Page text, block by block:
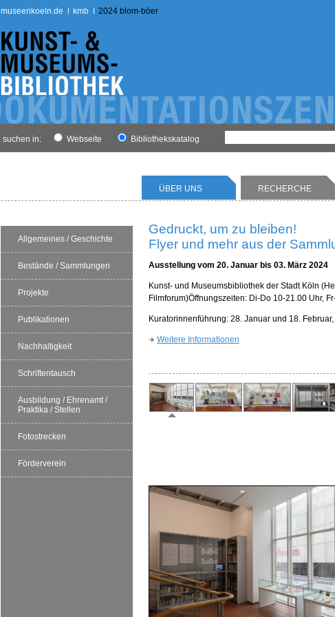
museenkoeln.de kmb 2024 blom-böer
suchen in: Webseite Bibliothekskatalog
ÜBER UNS RECHERCHE
Allgemeines / Geschichte
Bestände / Sammlungen
Projekte
Publikationen
Nachhaltigkeit
Schriftentausch
Ausbildung / Ehrenamt /
Praktika / Stellen
Fotostrecken
Förderverein
Gedruckt, um zu bleiben!
Flyer und mehr aus der
Ausstellung vom 20. Januar bis 03. März 2024
Kunst- und Museumsbibliothek der Stadt Köln
Filmforum)Öffnungszeiten: Di-Do 10-21.00 Uhr,
Kuratorinnenführung: 28. Januar und 18.
Weitere Informationen